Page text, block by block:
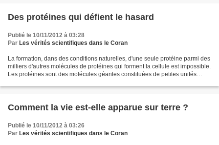
Des protéines qui défient le hasard
Publié le 10/11/2012 à 03:28
Par Les vérités scientifiques dans le Coran
La formation, dans des conditions naturelles, d'une seule protéine parmi des
milliers d'autres molécules de protéines qui forment la cellule est impossible.
Les protéines sont des molécules géantes constituées de petites unités
Comment la vie est-elle apparue sur terre ?
Publié le 10/11/2012 à 03:26
Par Les vérités scientifiques dans le Coran